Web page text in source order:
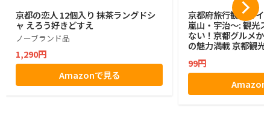
京都の恋人 12個入り 抹茶ラングドシ
ャ えろう好きどすえ
ノーブランド品
1,290円
Amazonで見る
京都府旅行観光ガイ
嵐山・宇治〜: 観光
ない！京都グルメか
の魅力満載 京都観光
99円
Amazon